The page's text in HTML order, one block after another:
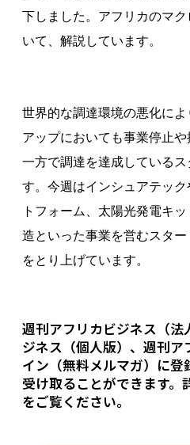
下しました。アフリカのマ
いて、解説しています。
世界的な調達環境の悪化に
アップにおいても事業停止や
一方で調達を達成している
す。今週はインシュアテッ
トフォーム、太陽光発電キ
造といった事業を営むスタ
をとり上げています。
週刊アフリカビジネス（法
ジネス（個人版）、週刊ア
イン（無料メルマガ）に登
受け取ることができます。
をご覧ください。